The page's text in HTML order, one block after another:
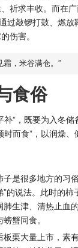
祈求丰收。而在
过敲锣打鼓、燃放
伤害。
霜，米谷满仓。”
食俗
补”，既要为入冬
时而食”，以润燥、
子是很多地方的习
”的说法。此时的柿
肺生津、清热止血
蟹同食。
板栗大量上市，素